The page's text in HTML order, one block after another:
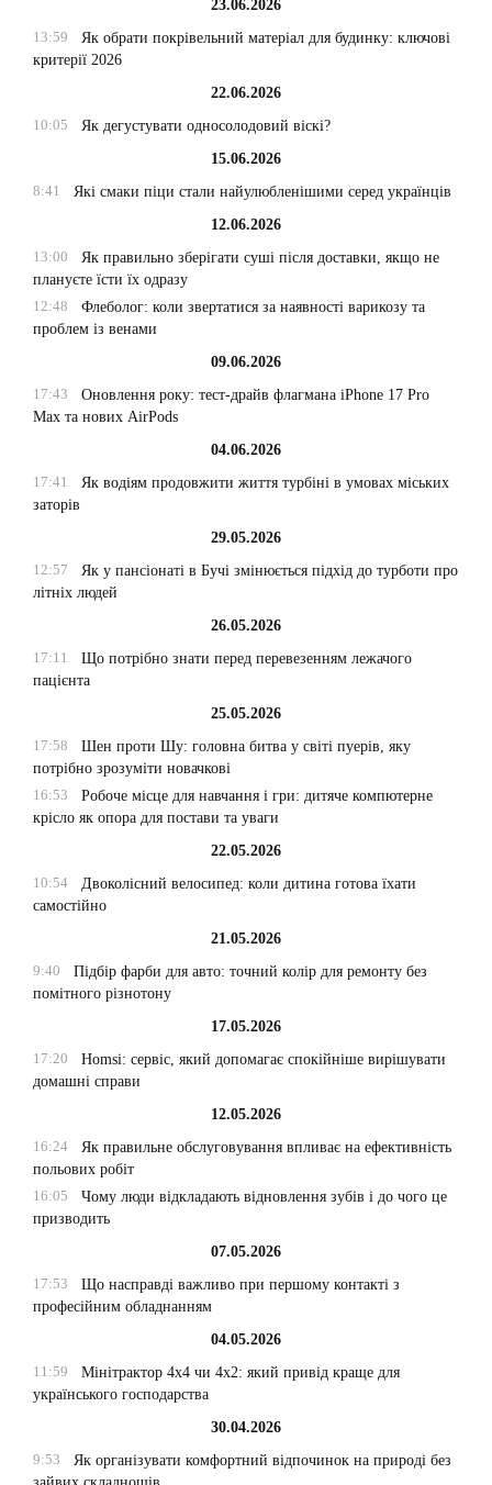
23.06.2026
13:59
Як обрати покрівельний матеріал для будинку: ключові
критерії 2026
22.06.2026
10:05
Як дегустувати односолодовий віскі?
15.06.2026
8:41
Які смаки піци стали найулюбленішими серед українців
12.06.2026
13:00
Як правильно зберігати суші після доставки, якщо не
плануєте їсти їх одразу
12:48
Флеболог: коли звертатися за наявності варикозу та
проблем із венами
09.06.2026
17:43
Оновлення року: тест-драйв флагмана iPhone 17 Pro
Max та нових AirPods
04.06.2026
17:41
Як водіям продовжити життя турбіні в умовах міських
заторів
29.05.2026
12:57
Як у пансіонаті в Бучі змінюється підхід до турботи про
літніх людей
26.05.2026
17:11
Що потрібно знати перед перевезенням лежачого
пацієнта
25.05.2026
17:58
Шен проти Шу: головна битва у світі пуерів, яку
потрібно зрозуміти новачкові
16:53
Робоче місце для навчання і гри: дитяче компютерне
крісло як опора для постави та уваги
22.05.2026
10:54
Двоколісний велосипед: коли дитина готова їхати
самостійно
21.05.2026
9:40
Підбір фарби для авто: точний колір для ремонту без
помітного різнотону
17.05.2026
17:20
Homsi: сервіс, який допомагає спокійніше вирішувати
домашні справи
12.05.2026
16:24
Як правильне обслуговування впливає на ефективність
польових робіт
16:05
Чому люди відкладають відновлення зубів і до чого це
призводить
07.05.2026
17:53
Що насправді важливо при першому контакті з
професійним обладнанням
04.05.2026
11:59
Мінітрактор 4х4 чи 4х2: який привід краще для
українського господарства
30.04.2026
9:53
Як організувати комфортний відпочинок на природі без